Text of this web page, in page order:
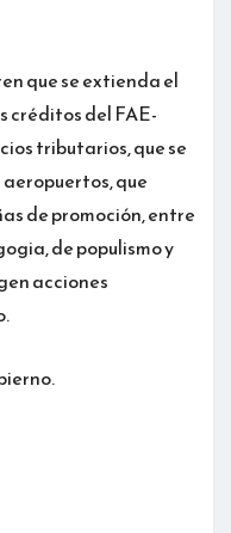
que se extienda el
créditos del FAE-
tributarios, que se
que
de promoción, entre
de populismo y
acciones